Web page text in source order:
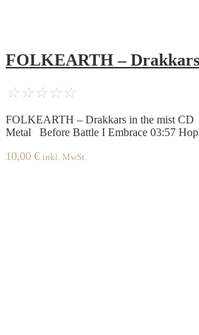
FOLKEARTH –
☆☆☆☆☆
FOLKEARTH – Drakkars in the mist
Metal Before Battle I Embrace 03:57
10,00 € inkl. MwSt.